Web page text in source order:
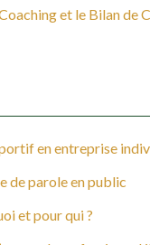
et le Bilan de
en entreprise
de parole en public
et pour qui ?